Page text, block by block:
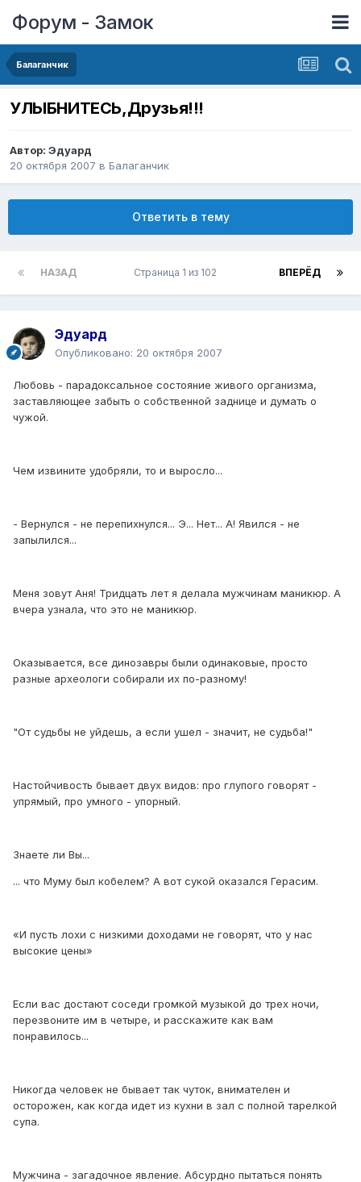
Форум - Замок
Балаганчик
УЛЫБНИТЕСЬ,Друзья!!!
Автор: Эдуард
20 октября 2007 в Балаганчик
Ответить в тему
НАЗАД ВПЕРЁД
Страница 1 из 102
Эдуард
Опубликовано: 20 октября 2007
Любовь - парадоксальное состояние живого организма,
заставляющее забыть о собственной заднице и думать о
чужой.
Чем извините удобряли, то и выросло...
- Вернулся - не перепихнулся... Э... Нет... А! Явился - не
запылился...
Меня зовут Аня! Тридцать лет я делала мужчинам маникюр. А
вчера узнала, что это не маникюр.
Оказывается, все динозавры были одинаковые, просто
разные археологи собирали их по-разному!
"От судьбы не уйдешь, а если ушел - значит, не судьба!"
Настойчивость бывает двух видов: про глупого говорят -
упрямый, про умного - упорный.
Знаете ли Вы...
... что Муму был кобелем? А вот сукой оказался Герасим.
«И пусть лохи с низкими доходами не говорят, что у нас
высокие цены»
Если вас достают соседи громкой музыкой до трех ночи,
перезвоните им в четыре, и расскажите как вам
понравилось...
Никогда человек не бывает так чуток, внимателен и
осторожен, как когда идет из кухни в зал с полной тарелкой
супа.
Мужчина - загадочное явление. Абсурдно пытаться понять